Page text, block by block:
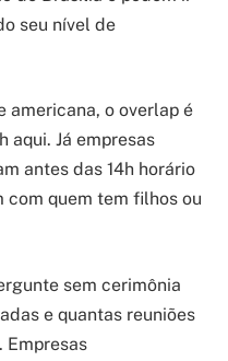
seu nível de
americana, o overlap é
aqui. Já empresas
antes das 14h horário
com quem tem filhos ou
sem cerimônia
e quantas reuniões
Empresas